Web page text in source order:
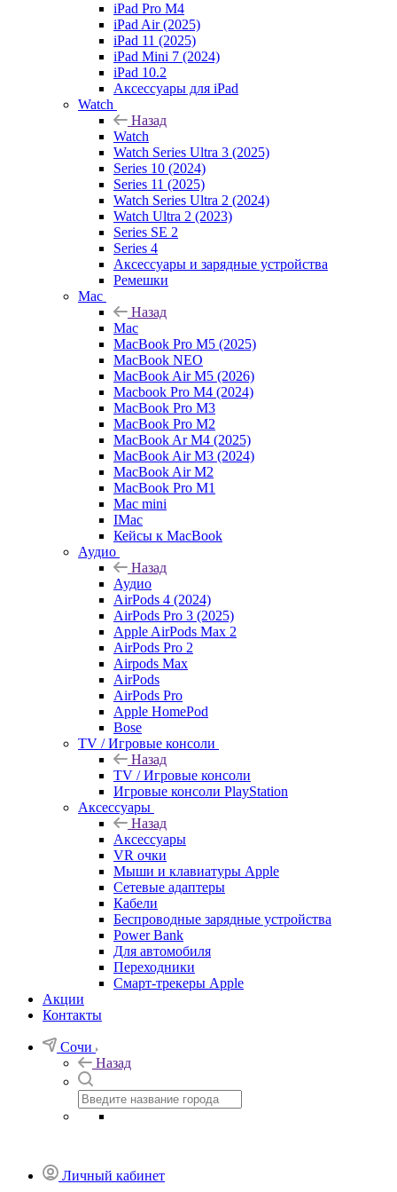
iPad Pro M4
iPad Air (2025)
iPad 11 (2025)
iPad Mini 7 (2024)
iPad 10.2
Аксессуары для iPad
Watch
Назад
Watch
Watch Series Ultra 3 (2025)
Series 10 (2024)
Series 11 (2025)
Watch Series Ultra 2 (2024)
Watch Ultra 2 (2023)
Series SE 2
Series 4
Аксессуары и зарядные устройства
Ремешки
Mac
Назад
Mac
MacBook Pro M5 (2025)
MacBook NEO
MacBook Air M5 (2026)
Macbook Pro M4 (2024)
MacBook Pro M3
MacBook Pro M2
MacBook Ar M4 (2025)
MacBook Air M3 (2024)
MacBook Air M2
MacBook Pro M1
Mac mini
IMac
Кейсы к MacBook
Аудио
Назад
Аудио
AirPods 4 (2024)
AirPods Pro 3 (2025)
Apple AirPods Max 2
AirPods Pro 2
Airpods Max
AirPods
AirPods Pro
Apple HomePod
Bose
TV / Игровые консоли
Назад
TV / Игровые консоли
Игровые консоли PlayStation
Аксессуары
Назад
Аксессуары
VR очки
Мыши и клавиатуры Apple
Сетевые адаптеры
Кабели
Беспроводные зарядные устройства
Power Bank
Для автомобиля
Переходники
Смарт-трекеры Apple
Акции
Контакты
Сочи
Назад
Личный кабинет